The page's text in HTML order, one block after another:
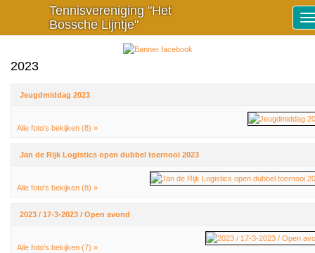
Tennisvereniging "Het
Bossche Lijntje"
2023
Jeugdmiddag 2023
Alle foto's bekijken (8) »
Jan de Rijk Logistics open dubbel toernooi 2023
Alle foto's bekijken (8) »
2023 / 17-3-2023 / Open avond
Alle foto's bekijken (7) »